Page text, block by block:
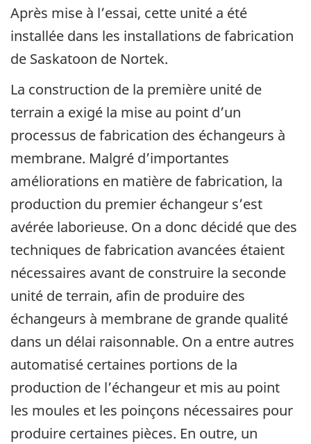
Après mise à l’essai, cette unité a été
installée dans les installations de fabrication
de Saskatoon de Nortek.
La construction de la première unité de
terrain a exigé la mise au point d’un
processus de fabrication des échangeurs à
membrane. Malgré d’importantes
améliorations en matière de fabrication, la
production du premier échangeur s’est
avérée laborieuse. On a donc décidé que des
techniques de fabrication avancées étaient
nécessaires avant de construire la seconde
unité de terrain, afin de produire des
échangeurs à membrane de grande qualité
dans un délai raisonnable. On a entre autres
automatisé certaines portions de la
production de l’échangeur et mis au point
les moules et les poinçons nécessaires pour
produire certaines pièces. En outre, un